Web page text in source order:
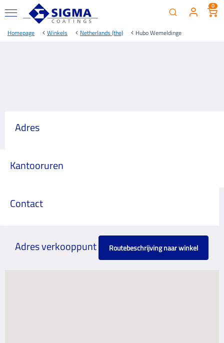
0
Homepage Winkels Netherlands (the) Hubo Wemeldinge
Adres
Kantooruren
Contact
Adres verkooppunt Routebeschrijving naar winkel